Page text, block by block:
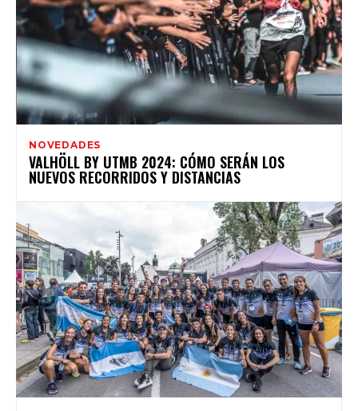
NOVEDADES
VALHÖLL BY UTMB 2024: CÓMO SERÁN LOS
NUEVOS RECORRIDOS Y DISTANCIAS